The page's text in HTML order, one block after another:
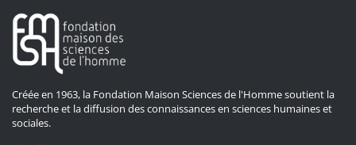
Créée en 1963, la Fondation Maison Sciences de l'Homme soutient la
recherche et la diffusion des connaissances en sciences humaines et
sociales.